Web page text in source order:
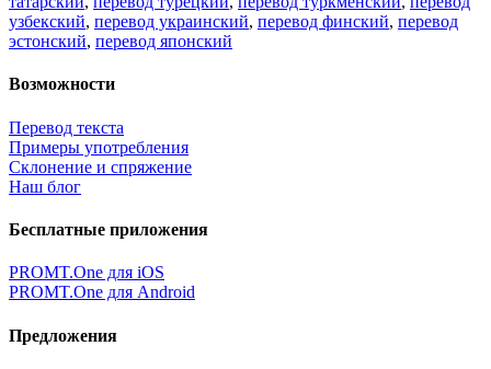
×
идет загрузка...
×